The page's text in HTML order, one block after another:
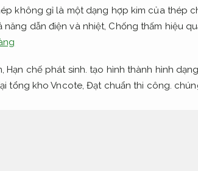
không gỉ là một dạng hợp kim của thép
dẫn điện và nhiệt, Chống thấm hiệu
Hạn chế phát sinh. tạo hình thành hình
tổng kho Vncote,Đạt chuẩn thi công.